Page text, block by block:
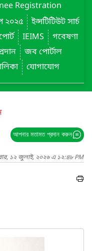
Registration
২০২৫
ইন্সটিটিউট সার্চ
IEIMS
গবেষণা
জব পোর্টাল
যোগাযোগ
আপনার মতামত প্রদান করুন
১২ জুলাই, ২০২৬ এ ১২:৪৮ PM